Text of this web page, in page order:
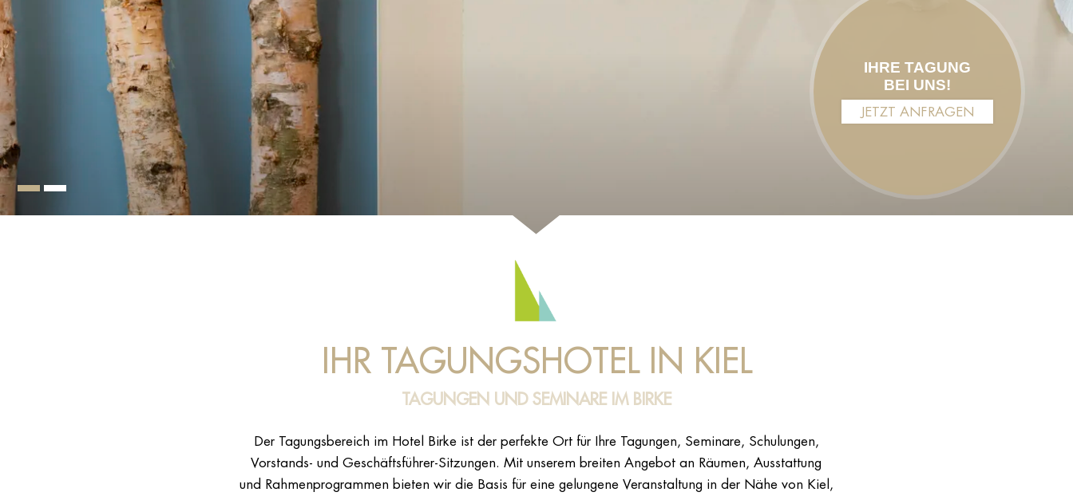
IHRE TAGUNG
BEI UNS!
JETZT ANFRAGEN
IHR TAGUNGSHOTEL IN KIEL
TAGUNGEN UND SEMINARE IM BIRKE
Der Tagungsbereich im Hotel Birke ist der perfekte Ort für Ihre Tagungen, Seminare, Schulungen,
Vorstands- und Geschäftsführer-Sitzungen. Mit unserem breiten Angebot an Räumen, Ausstattung
und Rahmenprogrammen bieten wir die Basis für eine gelungene Veranstaltung in der Nähe von Kiel,